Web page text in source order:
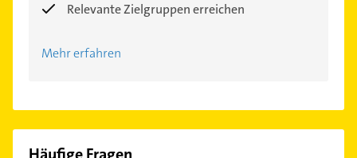
Relevante Zielgruppen erreichen
Mehr erfahren